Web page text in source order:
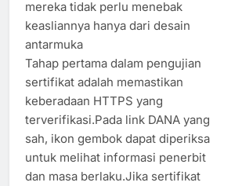
mereka tidak perlu menebak
keasliannya hanya dari desain
antarmuka
Tahap pertama dalam pengujian
sertifikat adalah memastikan
keberadaan HTTPS yang
terverifikasi.Pada link DANA yang
sah, ikon gembok dapat diperiksa
untuk melihat informasi penerbit
dan masa berlaku.Jika sertifikat